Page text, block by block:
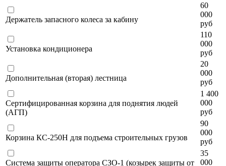
Держатель запасного колеса за кабину
60
000
руб
Установка кондиционера
110
000
руб
Дополнительная (вторая) лестница
20
000
руб
Сертифицированная корзина для поднятия людей
(АГП)
1 400
000
руб
Корзина КС-250Н для подъема строительных грузов
90
000
руб
Система защиты оператора СЗО-1 (козырек защиты от
35
000